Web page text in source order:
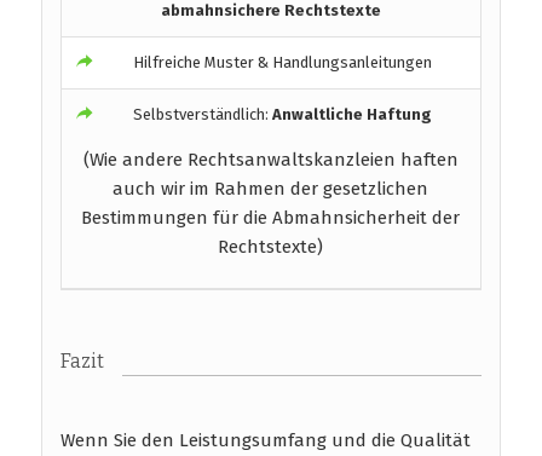
abmahnsichere Rechtstexte
Hilfreiche Muster & Handlungsanleitungen
Selbstverständlich:Anwaltliche Haftung
(Wie andere Rechtsanwaltskanzleien haften
auch wir im Rahmen der gesetzlichen
Bestimmungen für die Abmahnsicherheit der
Rechtstexte)
Fazit
Wenn Sie den Leistungsumfang und die Qualität